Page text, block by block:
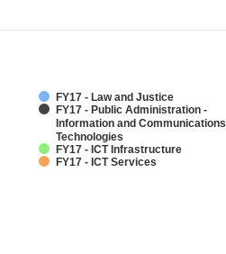
FY17 - Law and Justice
FY17 - Public Administration -
Information and Communications
Technologies
FY17 - ICT Infrastructure
FY17 - ICT Services